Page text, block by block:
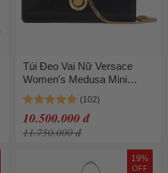
Túi Đeo Vai Nữ Versace
Women's Medusa Mini
Chain Shoulder Bag In
Python Embossed Leather
Black Màu Đen
10.500.000 đ
11.750.000 đ
19%
OFF